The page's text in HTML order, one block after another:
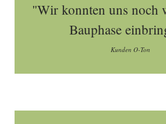
"Wir konnten uns noch
Bauphase
Kunden O-Ton